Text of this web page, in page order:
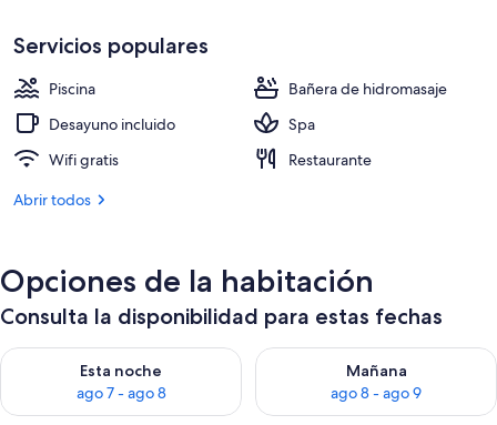
Solárium
Servicios populares
Piscina
Bañera de hidromasaje
Desayuno incluido
Spa
Wifi gratis
Restaurante
Abrir todos
Opciones de la habitación
Consulta la disponibilidad para estas fechas
Esta noche
ago 7 - ago 8
Consulta la disponibilidad para esta noche, ago 7 - ago 8
Mañana
ago 8 - ago 9
Consulta la disponibilidad